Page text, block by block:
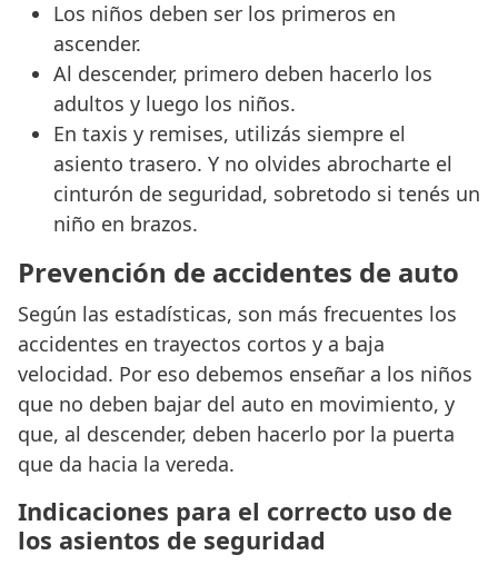
Los niños deben ser los primeros en
ascender.
Al descender, primero deben hacerlo los
adultos y luego los niños.
En taxis y remises, utilizás siempre el
asiento trasero. Y no olvides abrocharte el
cinturón de seguridad, sobretodo si tenés un
niño en brazos.
Prevención de accidentes de auto
Según las estadísticas, son más frecuentes los
accidentes en trayectos cortos y a baja
velocidad. Por eso debemos enseñar a los niños
que no deben bajar del auto en movimiento, y
que, al descender, deben hacerlo por la puerta
que da hacia la vereda.
Indicaciones para el correcto uso de
los asientos de seguridad